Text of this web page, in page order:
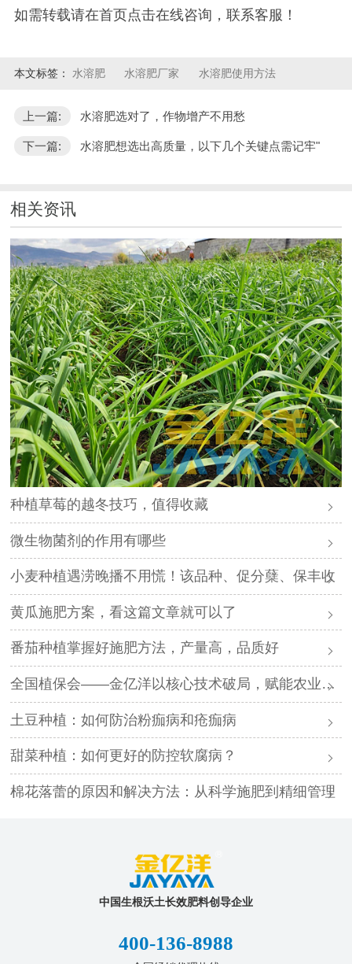
如需转载请在首页点击在线咨询，联系客服！
本文标签： 水溶肥 水溶肥厂家 水溶肥使用方法
上一篇: 水溶肥选对了，作物增产不用愁
下一篇: 水溶肥想选出高质量，以下几个关键点需记牢"
相关资讯
种植草莓的越冬技巧，值得收藏
微生物菌剂的作用有哪些
小麦种植遇涝晚播不用慌！该品种、促分蘖、保丰收
黄瓜施肥方案，看这篇文章就可以了
番茄种植掌握好施肥方法，产量高，品质好
全国植保会——金亿洋以核心技术破局，赋能农业高质量发展
土豆种植：如何防治粉痂病和疮痂病
甜菜种植：如何更好的防控软腐病？
棉花落蕾的原因和解决方法：从科学施肥到精细管理
中国生根沃土长效肥料创导企业
400-136-8988